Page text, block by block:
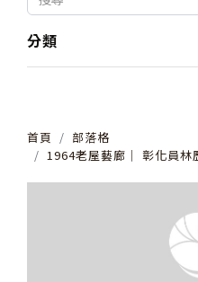
小旅行及主題導覽
其他活動
分類
首頁
部落格
1964老屋藝廊│ 彰化員林